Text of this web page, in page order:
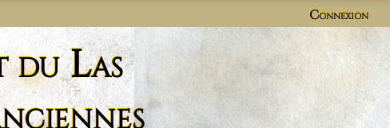
Connexion
du Las